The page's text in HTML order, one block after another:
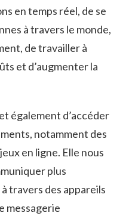
en temps réel, de se
à travers le monde,
de travailler à
et d’augmenter la
également d’accéder
notamment des
en ligne. Elle nous
plus
travers des appareils
messagerie